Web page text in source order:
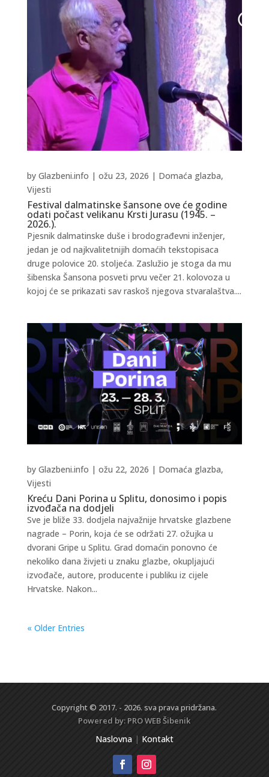
Festival dalmatinske šansone ove će godine
odati počast velikanu Krsti Jurasu (1945. –
2026.).
by Glazbeni.info | ožu 23, 2026 | Domaća glazba,
Vijesti
Pjesnik dalmatinske duše i brodograđevni inženjer,
jedan je od najkvalitetnijih domaćih tekstopisaca
druge polovice 20. stoljeća. Zaslužio je stoga da mu
šibenska Šansona posveti prvu večer 21. kolovoza u
kojoj će se prikazati sav raskoš njegova stvaralaštva....
Kreću Dani Porina u Splitu, donosimo i popis
izvođača na dodjeli
by Glazbeni.info | ožu 22, 2026 | Domaća glazba,
Vijesti
Sve je bliže 33. dodjela najvažnije hrvatske glazbene
nagrade – Porin, koja će se održati 27. ožujka u
dvorani Gripe u Splitu. Grad domaćin ponovno će
nekoliko dana živjeti u znaku glazbe, okupljajući
izvođače, autore, producente i publiku iz cijele
Hrvatske. Nakon...
« Older Entries
Copyright © 2017. - 2026. sva prava pridržana.
Powered by: PRO WEBŠibenik
Naslovna| Kontakt